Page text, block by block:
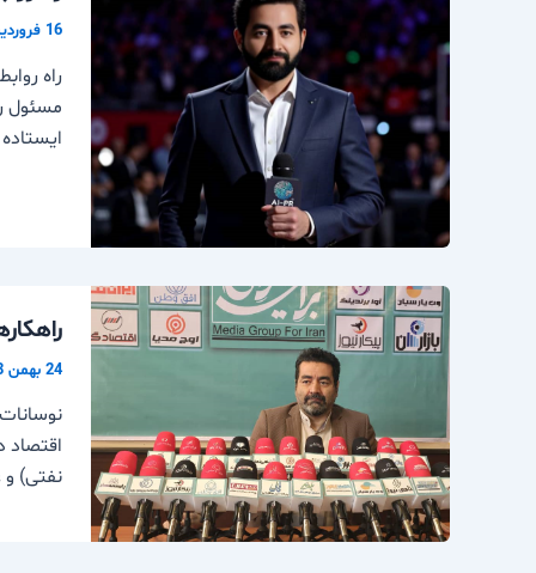
16 فروردین 1404
راه
24 بهمن 1403
اقتصاد
نفتی)